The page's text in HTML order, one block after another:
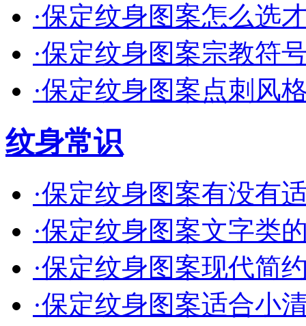
·保定纹身图案怎么选
·保定纹身图案宗教符
·保定纹身图案点刺风
纹身常识
·保定纹身图案有没有
·保定纹身图案文字类
·保定纹身图案现代简
·保定纹身图案适合小